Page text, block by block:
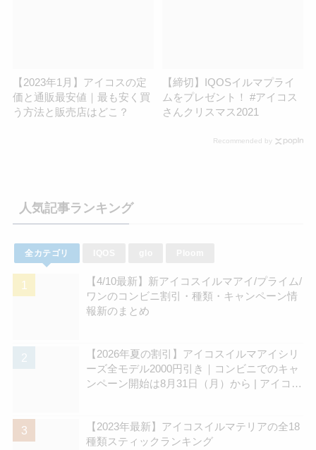
【2023年1月】アイコスの定
価と通販最安値｜最も安く買
う方法と販売店はどこ？
【締切】IQOSイルマプライ
ムをプレゼント！ #アイコス
さんクリスマス2021
Recommended by
人気記事ランキング
全カテゴリ
【4/10最新】新アイコスイルマアイ/プライム/
ワンのコンビニ割引・種類・キャンペーン情
報新のまとめ
【2026年夏の割引】アイコスイルマアイシリ
ーズ全モデル2000円引き｜コンビニでのキャ
ンペーン開始は8月31日（月）から | アイコス
【2023年最新】アイコスイルマテリアの全18
種類スティックランキング